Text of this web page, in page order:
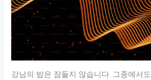
강남의 밤은 잠들지 않습니다. 그중에서